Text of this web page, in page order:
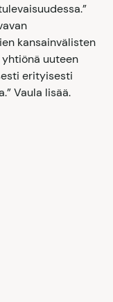
kansainvälisten
uuteen
erityisesti
Vaula lisää.